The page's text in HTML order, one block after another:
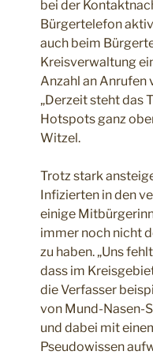
bei der
Bürgertelefon
auch beim
Kreisverwaltung
Anzahl an Anrufen
„Derzeit steht das
Hotspots ganz
Witzel.
Trotz stark
Infizierten in den
einige
immer noch nicht
zu haben. „Uns
dass im
die Verfasser
von Mund-Nasen-
und dabei mit
Pseudowissen